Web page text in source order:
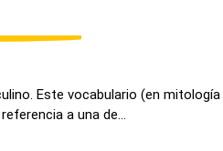
Este vocabulario (en mitología
a una de...